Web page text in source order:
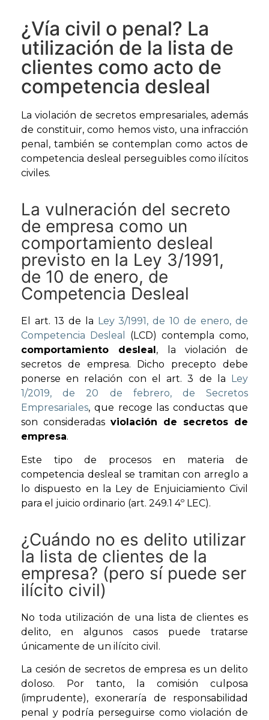
¿Vía civil o penal? La
utilización de la lista de
clientes como acto de
competencia desleal
La violación de secretos empresariales, además
de constituir, como hemos visto, una infracción
penal, también se contemplan como actos de
competencia desleal perseguibles como ilícitos
civiles.
La vulneración del secreto
de empresa como un
comportamiento desleal
previsto en la Ley 3/1991,
de 10 de enero, de
Competencia Desleal
El art. 13 de la Ley 3/1991, de 10 de enero, de
Competencia Desleal
(LCD) contempla como,
comportamiento desleal , la violación de
secretos de empresa. Dicho precepto debe
ponerse en relación con el art. 3 de la
Ley
1/2019, de 20 de febrero, de Secretos
Empresariales, que recoge las conductas que
son consideradas violación de secretos de
empresa.
Este tipo de procesos en materia de
competencia desleal se tramitan con arreglo a
lo dispuesto en la Ley de Enjuiciamiento Civil
para el juicio ordinario (art. 249.1 4º LEC).
¿Cuándo no es delito utilizar
la lista de clientes de la
empresa? (pero sí puede ser
ilícito civil)
No toda utilización de una lista de clientes es
delito, en algunos casos puede tratarse
únicamente de un ilícito civil.
La cesión de secretos de empresa es un delito
doloso. Por tanto, la comisión culposa
(imprudente), exoneraría de responsabilidad
penal y podría perseguirse como violación de